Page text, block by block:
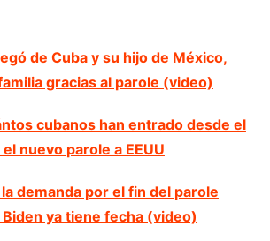
de Cuba y su hijo de México,
gracias al parole (video)
cubanos han entrado desde el
nuevo parole a EEUU
demanda por el fin del parole
ya tiene fecha (video)